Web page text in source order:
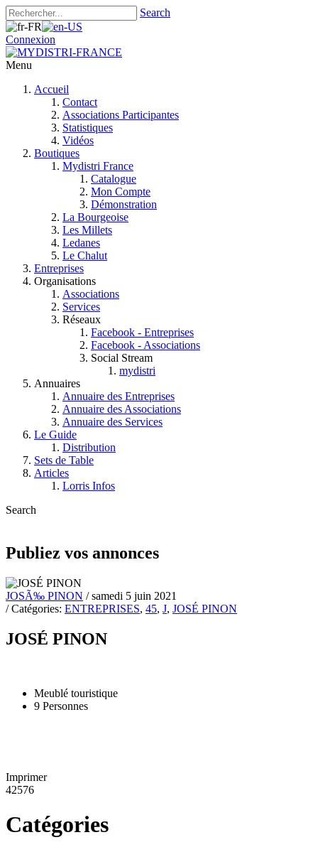
Search
Connexion
Menu
Accueil
Contact
Associations Participantes
Statistiques
Vidéos
Boutiques
Mydistri France
Catalogue
Mon Compte
Démonstration
La Bourgeoise
Les Millets
Ledanes
Le Chalut
Entreprises
Organisations
Associations
Services
Réseaux
Facebook - Entreprises
Facebook - Associations
Social Stream
mydistri
Annuaires
Annuaire des Entreprises
Annuaire des Associations
Annuaire des Services
Le Guide
Distribution
Sets de Table
Articles
Lorris Infos
Search
Publiez vos annonces
JOSÃ‰ PINON / samedi 5 juin 2021
/ Catégories: ENTREPRISES, 45, J, JOSÉ PINON
JOSÉ PINON
Meublé touristique
9 Personnes
Imprimer
42576
Catégories